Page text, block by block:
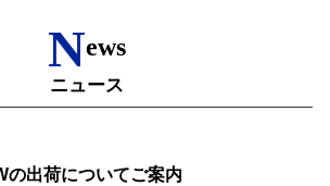
News
ニュース
の出荷についてご案内